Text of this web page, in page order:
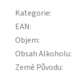
Kategorie:
EAN:
Objem:
Obsah Alkoholu:
Země Původu: